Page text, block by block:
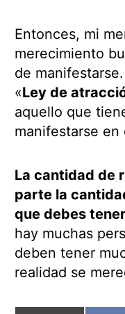
Entonces, mi
merecimiento
de
«Ley de
aquello que
manifestarse en
La cantidad de
parte la
que debes tener
hay muchas
deben tener
realidad se